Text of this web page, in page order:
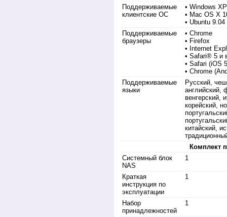
Поддерживаемые
клиентские ОС
• Windows
• Mac OS Х
• Ubuntu
Поддерживаемые
браузеры
• Chrome
• Firefox
• Internet
• Safari® 5 и
• Safari (iOS
• Chrome
Поддерживаемые
языки
Русский,
английский,
венгерский,
корейский,
китайский,
Комплект
Системный блок
NAS
1
Краткая
инструкция по
эксплуатации
1
Набор
принадлежностей
1